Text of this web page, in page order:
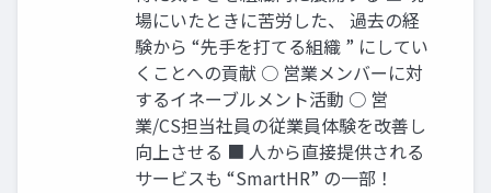
場にいたときに苦労した、 過去の経
験から “先手を打てる組織 ” にしてい
くことへの貢献 ○ 営業メンバーに対
するイネーブルメント活動 ○ 営
業/CS担当社員の従業員体験を改善し
向上させる ■ 人から直接提供される
サービスも “SmartHR” の一部！